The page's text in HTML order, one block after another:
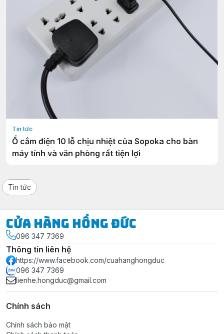
Tin tức
Ổ cắm điện 10 lỗ chịu nhiệt của Sopoka cho bàn
máy tính và văn phòng rất tiện lợi
Tin tức
Cửa Hàng Hồng Đức
096 347 7369
Thông tin liên hệ
https://www.facebook.com/cuahanghongduc
096 347 7369
lienhe.hongduc@gmail.com
Chính sách
Chính sách bảo mật